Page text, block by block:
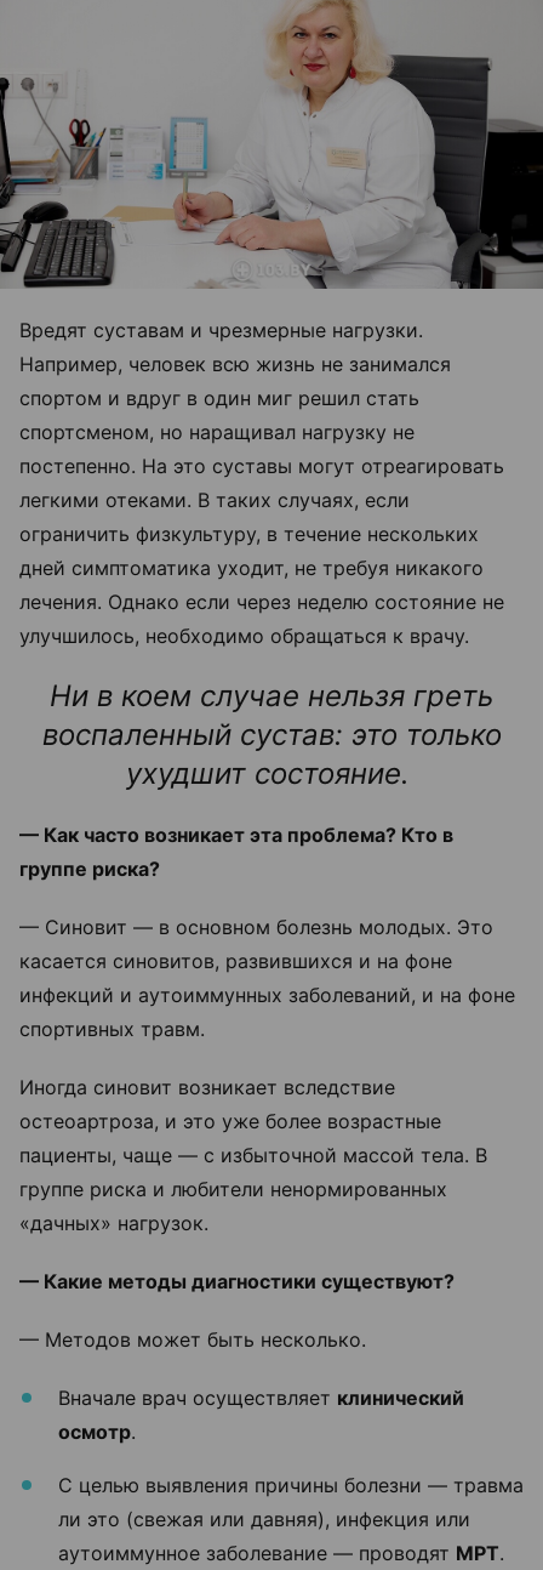
Вредят суставам и чрезмерные нагрузки.
Например, человек всю жизнь не занимался
спортом и вдруг в один миг решил стать
спортсменом, но наращивал нагрузку не
постепенно. На это суставы могут отреагировать
легкими отеками. В таких случаях, если
ограничить физкультуру, в течение нескольких
дней симптоматика уходит, не требуя никакого
лечения. Однако если через неделю состояние не
улучшилось, необходимо обращаться к врачу.
Ни в коем случае нельзя греть
воспаленный сустав: это только
ухудшит состояние.
— Как часто возникает эта проблема? Кто в
группе риска?
— Синовит — в основном болезнь молодых. Это
касается синовитов, развившихся и на фоне
инфекций и аутоиммунных заболеваний, и на фоне
спортивных травм.
Иногда синовит возникает вследствие
остеоартроза, и это уже более возрастные
пациенты, чаще — с избыточной массой тела. В
группе риска и любители ненормированных
«дачных» нагрузок.
— Какие методы диагностики существуют?
— Методов может быть несколько.
Вначале врач осуществляет клинический
осмотр.
С целью выявления причины болезни — травма
ли это (свежая или давняя), инфекция или
аутоиммунное заболевание — проводят МРТ.